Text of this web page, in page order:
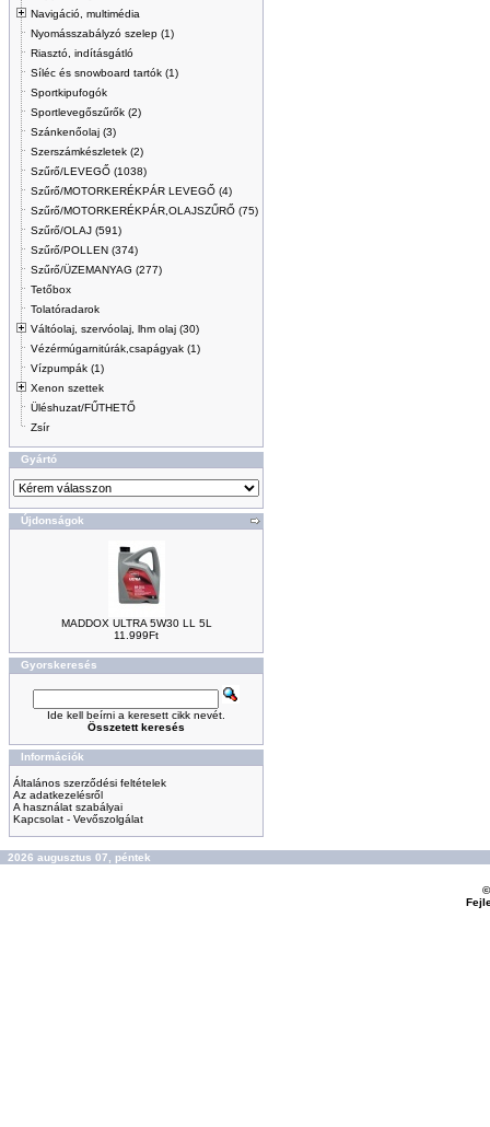
Navigáció, multimédia
Nyomásszabályzó szelep (1)
Riasztó, indításgátló
Síléc és snowboard tartók (1)
Sportkipufogók
Sportlevegőszűrők (2)
Szánkenőolaj (3)
Szerszámkészletek (2)
Szűrő/LEVEGŐ (1038)
Szűrő/MOTORKERÉKPÁR LEVEGŐ (4)
Szűrő/MOTORKERÉKPÁR,OLAJSZŰRŐ (75)
Szűrő/OLAJ (591)
Szűrő/POLLEN (374)
Szűrő/ÜZEMANYAG (277)
Tetőbox
Tolatóradarok
Váltóolaj, szervóolaj, lhm olaj (30)
Vézérmúgarnitúrák,csapágyak (1)
Vízpumpák (1)
Xenon szettek
Üléshuzat/FŰTHETŐ
Zsír
Gyártó
Újdonságok
MADDOX ULTRA 5W30 LL 5L
11.999Ft
Gyorskeresés
Ide kell beírni a keresett cikk nevét.
Összetett keresés
Információk
Általános szerződési feltételek
Az adatkezelésről
A használat szabályai
Kapcsolat - Vevőszolgálat
2026 augusztus 07, péntek